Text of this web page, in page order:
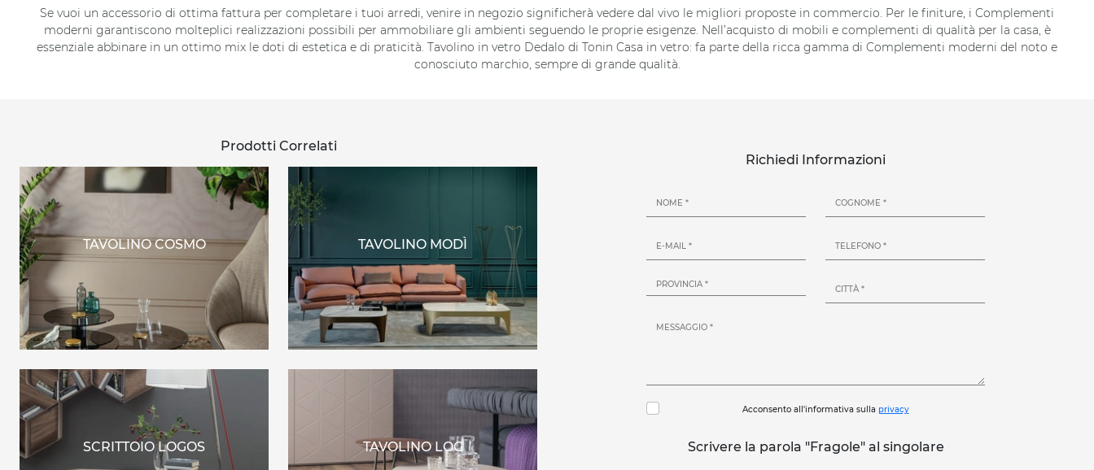
Se vuoi un accessorio di ottima fattura per completare i tuoi arredi, venire in negozio significherà vedere dal vivo le migliori proposte in commercio. Per le finiture, i Complementi
moderni garantiscono molteplici realizzazioni possibili per ammobiliare gli ambienti seguendo le proprie esigenze. Nell’acquisto di mobili e complementi di qualità per la casa, è
essenziale abbinare in un ottimo mix le doti di estetica e di praticità. Tavolino in vetro Dedalo di Tonin Casa in vetro: fa parte della ricca gamma di Complementi moderni del noto e
conosciuto marchio, sempre di grande qualità.
Prodotti Correlati
TAVOLINO COSMO TAVOLINO MODÌ
SCRITTOIO LOGOS TAVOLINO LOG
Richiedi Informazioni
Acconsento all'informativa sulla privacy
Scrivere la parola "Fragole" al singolare